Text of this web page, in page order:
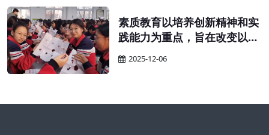
素质教育以培养创新精神和实
践能力为重点，旨在改变以往
只重视书本知识、忽视实践能
力的教育现象。在实施素质教
2025-12-06